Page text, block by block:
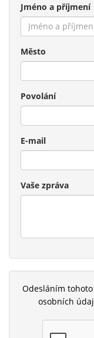
Jméno a příjmení
Město
Povolání
E-mail
Vaše zpráva
Odesláním
osobních